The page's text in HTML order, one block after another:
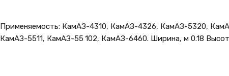
Применяемость: КамАЗ-4310, КамАЗ-4326, КамАЗ-5320,
КамАЗ-5511, КамАЗ-55 102, КамАЗ-6460. Ширина, м 0.18